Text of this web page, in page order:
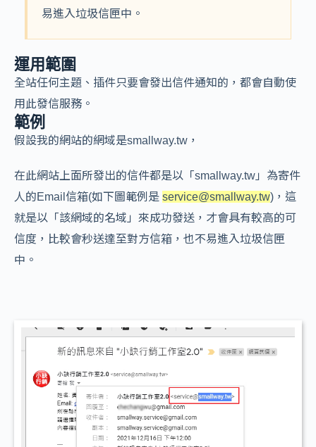
易進入垃圾信匣中。
運用範圍
全站任何主題、插件只要會發出信件通知的，都會自動使
用此發信服務。
範例
假設我的網站的網域是smallway.tw，
在此網站上面所發出的信件都是以「smallway.tw」為寄件
人的Email信箱(如下圖範例是 service@smallway.tw)，這
就是以「該網域的名域」來成功發送，才會具有較高的可
信度，比較會秒送達至對方信箱，也不易進入垃圾信匣
中。